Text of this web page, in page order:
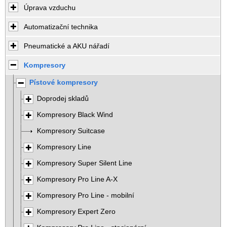
Úprava vzduchu
Automatizační technika
Pneumatické a AKU nářadí
Kompresory
Pístové kompresory
Doprodej skladů
Kompresory Black Wind
Kompresory Suitcase
Kompresory Line
Kompresory Super Silent Line
Kompresory Pro Line A-X
Kompresory Pro Line - mobilní
Kompresory Expert Zero